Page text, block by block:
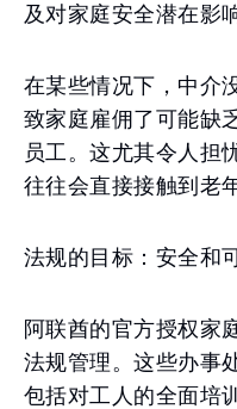
及对家庭安全潜在影
在某些情况下，中介
致家庭雇佣了可能缺
员工。这尤其令人担
往往会直接接触到老
法规的目标：安全和
阿联酋的官方授权家
法规管理。这些办事
包括对工人的全面培